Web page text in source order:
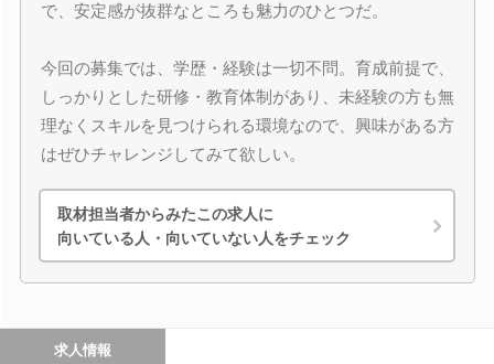
で、安定感が抜群なところも魅力のひとつだ。
今回の募集では、学歴・経験は一切不問。育成前提で、
しっかりとした研修・教育体制があり、未経験の方も無
理なくスキルを見つけられる環境なので、興味がある方
はぜひチャレンジしてみて欲しい。
取材担当者からみたこの求人に
向いている人・向いていない人をチェック
求人情報